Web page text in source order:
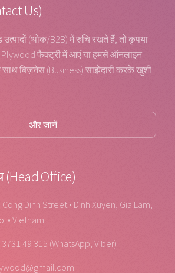
Us)
उत्पादों (थोक/B2B) में रुचि रखते हैं, तो कृपया
Plywood फैक्ट्री में आएं या हमसे ऑनलाइन
बिज़नेस (Business) साझेदारी करके खुशी
और जानें
(Head Office)
Cong Dinh Street • Dinh Xuyen, Gia Lam,
• Vietnam
3731 49 315 (WhatsApp, Viber)